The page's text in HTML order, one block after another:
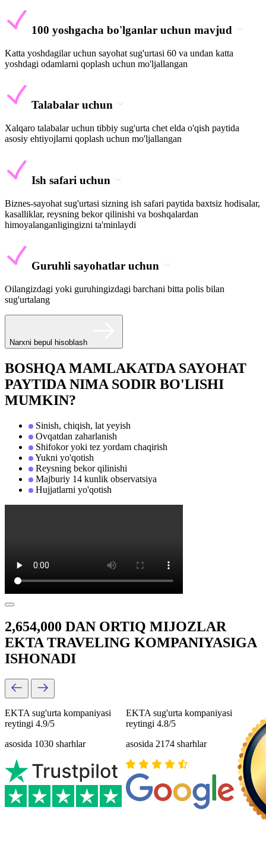
100 yoshgacha bo'lganlar uchun mavjud
Katta yoshdagilar uchun sayohat sug'urtasi 60 va undan katta
yoshdagi odamlarni qoplash uchun mo'ljallangan
Talabalar uchun
Xalqaro talabalar uchun tibbiy sug'urta chet elda o'qish paytida
asosiy ehtiyojlarni qoplash uchun mo'ljallangan
Ish safari uchun
Biznes-sayohat sug'urtasi sizning ish safari paytida baxtsiz hodisalar,
kasalliklar, reysning bekor qilinishi va boshqalardan
himoyalanganligingizni ta'minlaydi
Guruhli sayohatlar uchun
Oilangizdagi yoki guruhingizdagi barchani bitta polis bilan
sug'urtalang
Narxni bepul hisoblash
BOSHQA MAMLAKATDA SAYOHAT
PAYTIDA NIMA SODIR BO'LISHI
MUMKIN?
Sinish, chiqish, lat yeyish
Ovqatdan zaharlanish
Shifokor yoki tez yordam chaqirish
Yukni yo'qotish
Reysning bekor qilinishi
Majburiy 14 kunlik observatsiya
Hujjatlarni yo'qotish
2,654,000 DAN ORTIQ MIJOZLAR
EKTA TRAVELING KOMPANIYASIGA
ISHONADI
EKTA sug'urta kompaniyasi
reytingi 4.9/5
asosida 1030 sharhlar
EKTA sug'urta kompaniyasi
reytingi 4.8/5
asosida 2174 sharhlar